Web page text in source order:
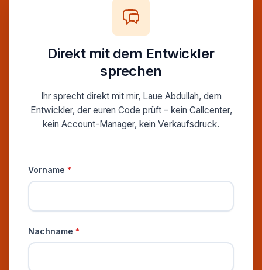
Direkt mit dem Entwickler
sprechen
Ihr sprecht direkt mit mir, Laue Abdullah, dem
Entwickler, der euren Code prüft – kein Callcenter,
kein Account-Manager, kein Verkaufsdruck.
Vorname *
Nachname *